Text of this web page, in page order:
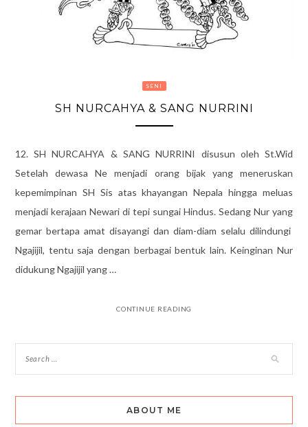
SENI
SH NURCAHYA & SANG NURRINI
12. SH NURCAHYA & SANG NURRINI disusun oleh St.Wid
Setelah dewasa Ne menjadi orang bijak yang meneruskan
kepemimpinan SH Sis atas khayangan Nepala hingga meluas
menjadi kerajaan Newari di tepi sungai Hindus. Sedang Nur yang
gemar bertapa amat disayangi dan diam-diam selalu dilindungi
Ngajijil, tentu saja dengan berbagai bentuk lain. Keinginan Nur
didukung Ngajijil yang …
CONTINUE READING
ABOUT ME